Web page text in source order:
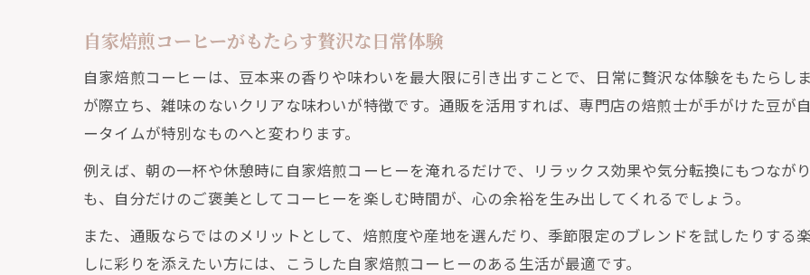
通販で選ぶ自家焙煎コーヒーの楽しみ方
自家焙煎コーヒーの香りが癒しの時間を演出
自家焙煎コーヒーでリラックスタイムを満喫
自宅で香りを楽しむ自家焙煎コーヒーの工夫
コーヒーのある暮らしを通販で始めよう
自家焙煎コーヒーがもたらす贅沢な日常体験
自家焙煎コーヒーは、豆本来の香りや味わいを最大限に引き出すことで、日常に贅沢な体験をもたらし
が際立ち、雑味のないクリアな味わいが特徴です。通販を活用すれば、専門店の焙煎士が手がけた豆が
ータイムが特別なものへと変わります。
例えば、朝の一杯や休憩時に自家焙煎コーヒーを淹れるだけで、リラックス効果や気分転換にもつなが
も、自分だけのご褒美としてコーヒーを楽しむ時間が、心の余裕を生み出してくれるでしょう。
また、通販ならではのメリットとして、焙煎度や産地を選んだり、季節限定のブレンドを試したりする
しに彩りを添えたい方には、こうした自家焙煎コーヒーのある生活が最適です。